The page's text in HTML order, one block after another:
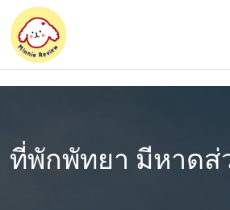
ที่พักพัทยา มีหาดส่